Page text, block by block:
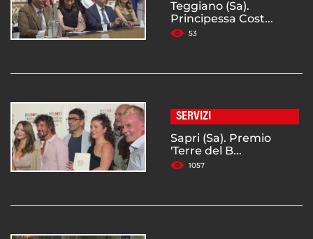
Teggiano (Sa).
Principessa Cost...
53
SERVIZI
Sapri (Sa). Premio
'Terre del B...
1057